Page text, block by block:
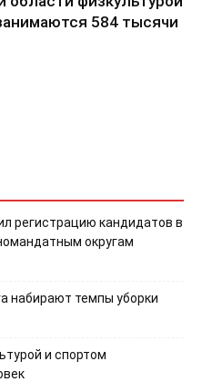
584 тысячи
регистрацию кандидатов в
округам
набирают темпы уборки
и спортом